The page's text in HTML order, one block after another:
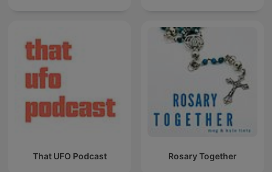
That UFO Podcast Rosary Together